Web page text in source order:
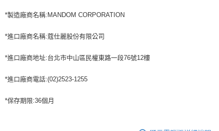
*製造廠商名稱:MANDOM CORPORATION
*進口廠商名稱:蔻仕麗股份有限公司
*進口廠商地址:台北市中山區民權東路一段76號12樓
*進口廠商電話:(02)2523-1255
*保存期限:36個月